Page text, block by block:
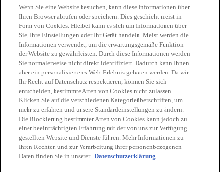
Kontakt
Aktuelles
Karriere
w
i
r
d
w
i
r
d
w
i
r
d
w
i
r
d
w
i
r
Rechtliche HinweiseDatenschutz BarrierefreiheitHilfeImpressum
Wenn Sie eine Website besuchen, kann diese Informationen über
Ihren Browser abrufen oder speichern. Dies geschieht meist in
Form von Cookies. Hierbei kann es sich um Informationen über
Sie, Ihre Einstellungen oder Ihr Gerät handeln. Meist werden die
Informationen verwendet, um die erwartungsgemäße Funktion
der Website zu gewährleisten. Durch diese Informationen werden
Sie normalerweise nicht direkt identifiziert. Dadurch kann Ihnen
aber ein personalisierteres Web-Erlebnis geboten werden. Da wir
Ihr Recht auf Datenschutz respektieren, können Sie sich
entscheiden, bestimmte Arten von Cookies nicht zulassen.
Klicken Sie auf die verschiedenen Kategorieüberschriften, um
mehr zu erfahren und unsere Standardeinstellungen zu ändern.
Die Blockierung bestimmter Arten von Cookies kann jedoch zu
einer beeinträchtigten Erfahrung mit der von uns zur Verfügung
gestellten Website und Dienste führen. Mehr Informationen zu
Ihren Rechten und zur Verarbeitung Ihrer personenbezogenen
Daten finden Sie in unserer Datenschutzerklärung